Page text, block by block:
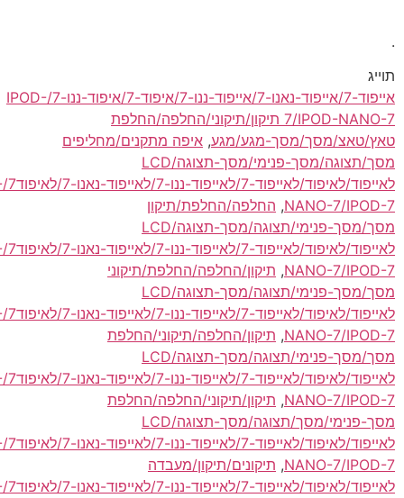
אייפוד-7/אייפוד-נאנו-7/אייפוד-ננו-7/איפוד-7/איפוד-ננו-7/IPOD-
7/IPOD-NANO-7 תיקון/תיקוני/החלפה/החלפת
מסך-מגע/מגע,איפה מתקנים/מחליפים
מסך/תצוגה/מסך-פנימי/מסך-תצוגה/LCD
לאייפוד/לאיפוד/לאייפוד-7/לאייפוד-ננו-7/לאייפוד-נאנו-7/לאיפוד7/IPOD/IPOD-
,החלפה/החלפת/תיקון
מסך/מסך-פנימי/תצוגה/מסך-תצוגה/LCD
לאייפוד/לאיפוד/לאייפוד-7/לאייפוד-ננו-7/לאייפוד-נאנו-7/לאיפוד7/IPOD/IPOD-
,תיקון/החלפה/החלפת/תיקוני
מסך/מסך-פנימי/תצוגה/מסך-תצוגה/LCD
לאייפוד/לאיפוד/לאייפוד-7/לאייפוד-ננו-7/לאייפוד-נאנו-7/לאיפוד7/IPOD/IPOD-
,תיקון/החלפה/תיקוני/החלפת
מסך/מסך-פנימי/תצוגה/מסך-תצוגה/LCD
לאייפוד/לאיפוד/לאייפוד-7/לאייפוד-ננו-7/לאייפוד-נאנו-7/לאיפוד7/IPOD/IPOD-
,תיקון/תיקוני/החלפה/החלפת
מסך-פנימי/מסך/תצוגה/מסך-תצוגה/LCD
לאייפוד/לאיפוד/לאייפוד-7/לאייפוד-ננו-7/לאייפוד-נאנו-7/לאיפוד7/IPOD/IPOD-
,תיקונים/תיקון/מעבדה
לאייפוד/לאיפוד/לאייפוד-7/לאייפוד-ננו-7/לאייפוד-נאנו-7/לאיפוד7/IPOD/IPOD-